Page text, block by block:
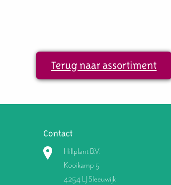
Terug naar assortiment
Contact
Hillplant B.V.
Kooikamp 5
4254 LJ Sleeuwijk